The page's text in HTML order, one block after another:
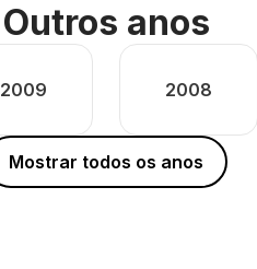
Outros anos
2009 2008
Mostrar todos os anos